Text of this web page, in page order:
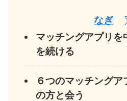
なぎ
マッチングアプリを
を続ける
６つのマッチングア
の方と会う